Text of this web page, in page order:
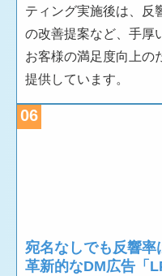
ティング実施後は、反
の改善提案など、手厚
お客様の満足度向上の
提供しています。
06
宛名なしでも反響率
革新的なDM広告「